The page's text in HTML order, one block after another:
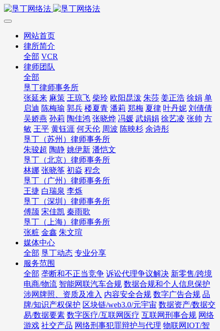
网站首页
律所简介
全部 VCR
律师团队
全部
垦丁律师事务所
张延来 麻策 王琼飞 柴玲 欧阳昆泼 朱莎 姜正浩 徐娟 单
启迪 陈梅瑜 郭兵 楼夏青 潘莉 郑梅 夏律 叶丹妮 刘倩倩
吴娇燕 孙莉 陶佳鸿 张晓烨 冯媛 武娟娟 徐艺凌 张帅 方
敏 王平 黄钰涯 何天伦 周波 陈映杉 余诗彤
垦丁（苏州）律师事务所
朱骏超 陶静 姚伊新 潘恺文
垦丁（北京）律师事务所
林娜 张晓筝 初焱 程念
垦丁（广州）律师事务所
王捷 白瑞泉 李烁
垦丁（深圳）律师事务所
傅颉 宋佳凯 秦雨歌
垦丁（上海）律师事务所
张粧 金鑫 朱文瑄
媒体中心
全部 垦丁动态 专业分享
服务范围
全部 垄断和不正当竞争 诉讼代理争议解决 新零售/跨境
电商/物流 智能网联汽车合规 数据合规和个人信息保护
涉网牌照、资质及准入 内容安全合规 数字广告合规 品
牌/知识产权保护 区块链/web3.0/元宇宙 数据资产/数据交
易/数据要素 数字医疗/互联网医疗 互联网刑事合规 网络
游戏 社交产品 网络刑事犯罪辩护与代理 物联网IOT/智